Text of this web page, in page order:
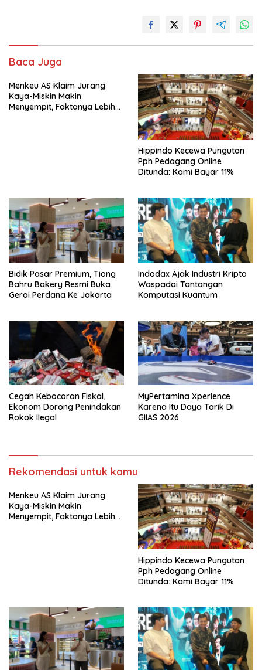
Baca Juga
Menkeu AS Klaim Jurang
Kaya-Miskin Makin
Menyempit, Faktanya Lebih
Hippindo Kecewa Pungutan
Pph Pedagang Online
Ditunda: Kami Bayar 11%
Bidik Pasar Premium, Tiong
Bahru Bakery Resmi Buka
Gerai Perdana Ke Jakarta
Indodax Ajak Industri Kripto
Waspadai Tantangan
Komputasi Kuantum
Cegah Kebocoran Fiskal,
Ekonom Dorong Penindakan
Rokok Ilegal
MyPertamina Xperience
Karena Itu Daya Tarik Di
GIIAS 2026
Rekomendasi untuk kamu
Menkeu AS Klaim Jurang
Kaya-Miskin Makin
Menyempit, Faktanya Lebih
Hippindo Kecewa Pungutan
Pph Pedagang Online
Ditunda: Kami Bayar 11%